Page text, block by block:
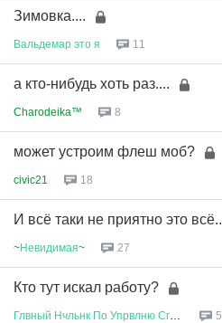
Зимовка....
Вальдемар это я 11
а кто-нибудь хоть раз....
Charodeika™ 8
может устроим флеш моб?
civic21 18
И всё таки не приятно это всё..
~Невидимая~ 27
Кто тут искал работу?
Глвный Нчльнк По Упрвлню Сглсв 5